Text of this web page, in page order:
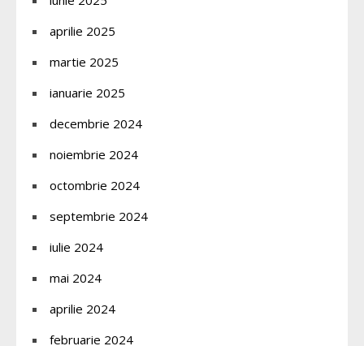
aprilie 2025
martie 2025
ianuarie 2025
decembrie 2024
noiembrie 2024
octombrie 2024
septembrie 2024
iulie 2024
mai 2024
aprilie 2024
februarie 2024